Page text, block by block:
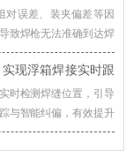
对误差、装夹偏差等因
致焊枪无法准确到达焊
控激光焊缝跟踪器可协
现浮箱焊接实时跟
时检测焊缝位置，引导
与智能纠偏，有效提升